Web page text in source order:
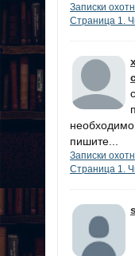
Записки
Страница 1.
пишите...
Записки
Страница 1.